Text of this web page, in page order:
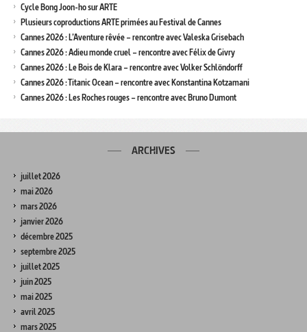
Cycle Bong Joon-ho sur ARTE
Plusieurs coproductions ARTE primées au Festival de Cannes
Cannes 2026 : L’Aventure rêvée – rencontre avec Valeska Grisebach
Cannes 2026 : Adieu monde cruel – rencontre avec Félix de Givry
Cannes 2026 : Le Bois de Klara – rencontre avec Volker Schlöndorff
Cannes 2026 : Titanic Ocean – rencontre avec Konstantina Kotzamani
Cannes 2026 : Les Roches rouges – rencontre avec Bruno Dumont
ARCHIVES
juillet 2026
mai 2026
mars 2026
janvier 2026
décembre 2025
septembre 2025
juillet 2025
juin 2025
mai 2025
avril 2025
mars 2025